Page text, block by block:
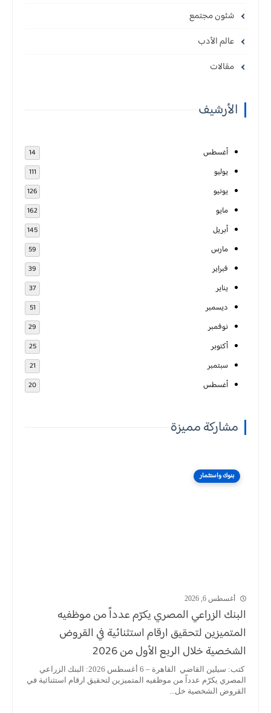
شئون مجتمع
عالم الأدب
مقالات
الأرشيف
أغسطس 14
يوليو 111
يونيو 126
مايو 162
أبريل 145
مارس 59
فبراير 39
يناير 37
ديسمبر 51
نوفمبر 29
أكتوبر 25
سبتمبر 21
أغسطس 20
مشاركة مميزة
بنوك واستثمار
أغسطس 6, 2026
البنك الزراعي المصري يكرّم عدداً من موظفيه
المتميزين لتحقيق ارقام استثنائية في القروض
الشخصية خلال الربع الأول من 2026
كتب: سيلين القاضي القاهرة – 6 أغسطس 2026: البنك الزراعي
المصري يكرّم عدداً من موظفيه المتميزين لتحقيق ارقام استثنائية في
القروض الشخصية خل...